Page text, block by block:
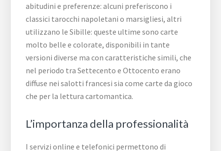
abitudini e preferenze: alcuni preferiscono i
classici tarocchi napoletani o marsigliesi, altri
utilizzano le Sibille: queste ultime sono carte
molto belle e colorate, disponibili in tante
versioni diverse ma con caratteristiche simili, che
nel periodo tra Settecento e Ottocento erano
diffuse nei salotti francesi sia come carte da gioco
che per la lettura cartomantica.
L’importanza della professionalità
I servizi online e telefonici permettono di